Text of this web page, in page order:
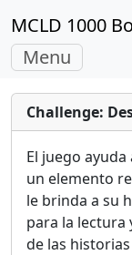
MCLD 1000
Toggle
navigation
Menu
Challenge:
El juego
un elemento
le brinda a su
para la lectura
de las